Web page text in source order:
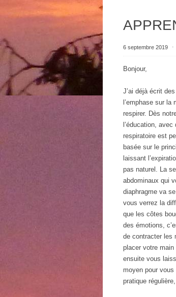
6 septembre 2019 ⋅
Bonjour,
J’ai déjà écrit
l’emphase sur la
respirer. Dès
l’éducation,
respiratoire est
basée sur le
laissant
pas naturel. La
abdominaux qui
diaphragme va
vous verrez la
que les côtes
des émotions,
de contracter les
placer votre
ensuite vous
moyen pour
pratique